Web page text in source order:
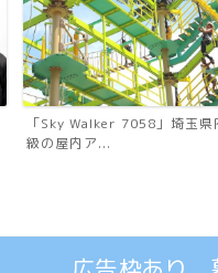
「Sky Walker 7058」埼玉県
級の屋内ア...